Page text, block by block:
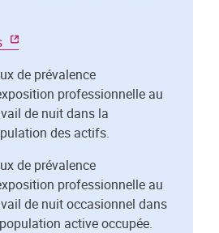
de prévalence
professionnelle au
de nuit dans la
des actifs.
de prévalence
professionnelle au
de nuit occasionnel dans
active occupée.